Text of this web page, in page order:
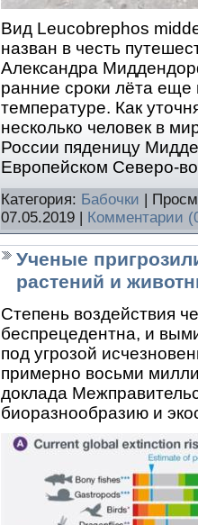
Вид Leucobrephos
назван в честь
Александра
ранние сроки лёта
температуре. Как
несколько человек в
России пяденицу
Европейском Северо-
Категория: Бабочки |
07.05.2019
Комментарии
Ученые
растений и
Степень воздействия
беспрецедентна, и
под угрозой
примерно восьми
доклада
биоразнообразию и